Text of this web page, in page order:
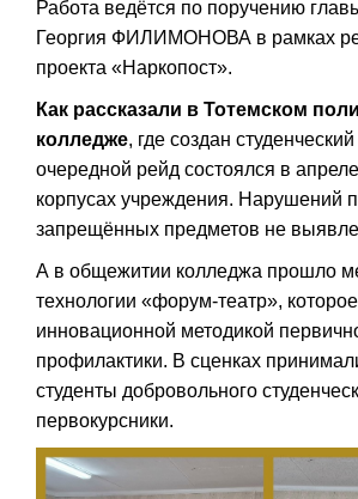
Работа ведётся по поручению
Георгия ФИЛИМОНОВА в рамках
проекта «Наркопост».
Как рассказали в Тотемском
колледже, где создан
очередной рейд состоялся в
корпусах учреждения. Нарушений
запрещённых предметов не
А в общежитии колледжа прошло
технологии «форум-театр»,
инновационной методикой
профилактики. В сценках
студенты добровольного
первокурсники.